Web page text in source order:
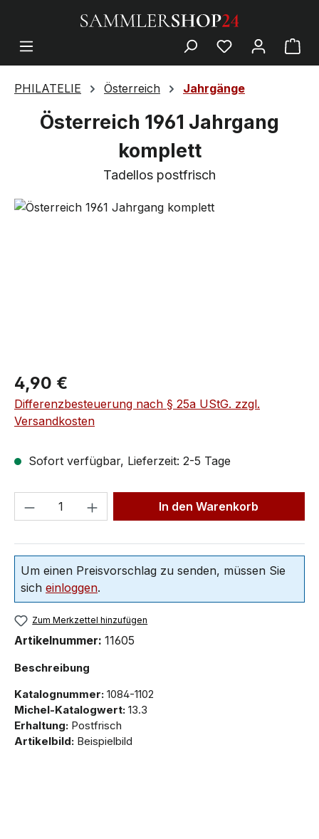
PHILATELIE Österreich Jahrgänge
Österreich 1961 Jahrgang
komplett
Tadellos postfrisch
4,90 €
Differenzbesteuerung nach § 25a UStG. zzgl.
Versandkosten
Sofort verfügbar, Lieferzeit: 2-5 Tage
In den Warenkorb
Um einen Preisvorschlag zu senden, müssen Sie
sich einloggen.
Zum Merkzettel hinzufügen
Artikelnummer: 11605
Beschreibung
Katalognummer: 1084-1102
Michel-Katalogwert: 13.3
Erhaltung: Postfrisch
Artikelbild: Beispielbild